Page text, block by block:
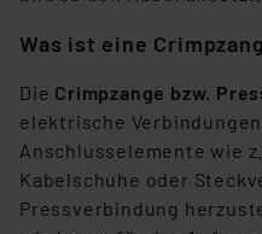
Was ist eine
Die Crimpzange bzw.
elektrische
Anschlusselemente wie z.
Kabelschuhe oder
Pressverbindung